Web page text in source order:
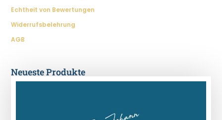
Echtheit von Bewertungen
Widerrufsbelehrung
AGB
Neueste Produkte